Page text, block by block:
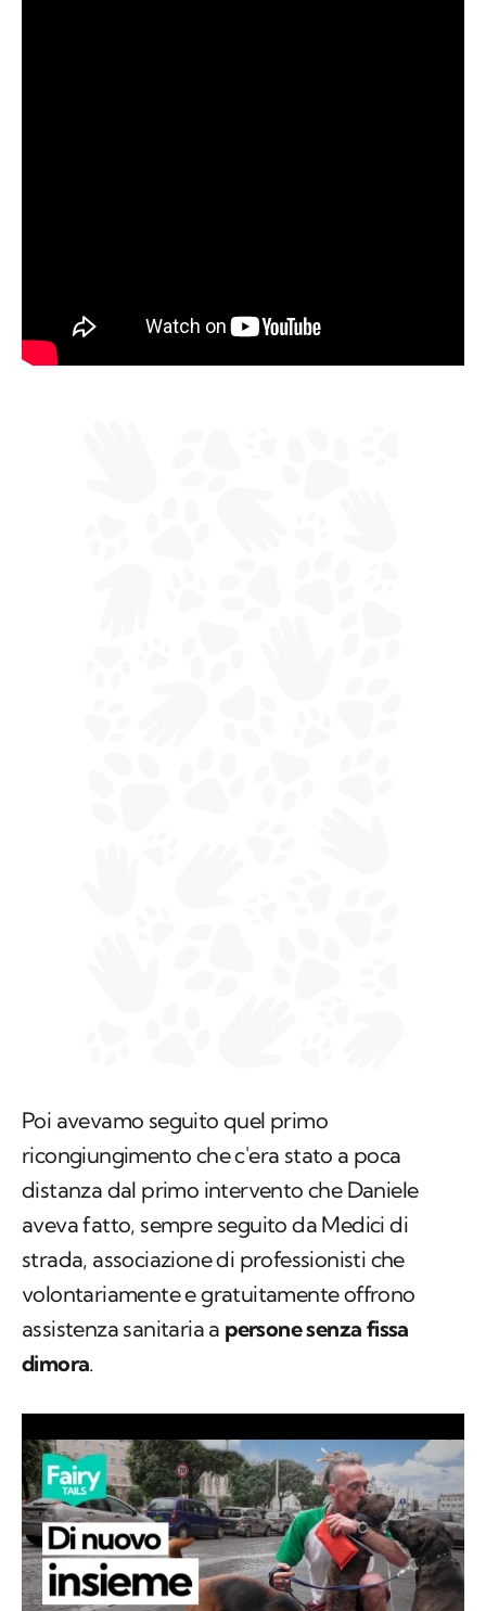
Poi avevamo seguito quel primo
ricongiungimento che c'era stato a poca
distanza dal primo intervento che Daniele
aveva fatto, sempre seguito da Medici di
strada, associazione di professionisti che
volontariamente e gratuitamente offrono
assistenza sanitaria a persone senza fissa
dimora.